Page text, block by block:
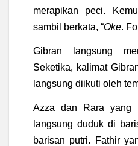
merapikan peci.
sambil berkata, “Oke.
Gibran langsung
Seketika, kalimat
langsung diikuti oleh
Azza dan Rara yang
langsung duduk di
barisan putri. Fathir